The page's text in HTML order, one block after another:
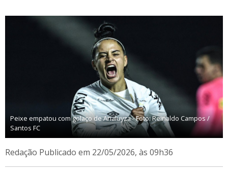
Peixe empatou com golaço de Analuyza - Foto: Reinaldo Campos /
Santos FC
Redação Publicado em 22/05/2026, às 09h36